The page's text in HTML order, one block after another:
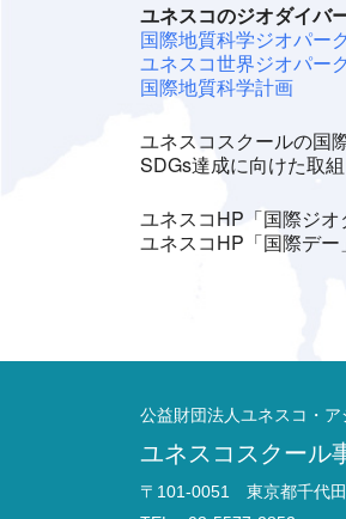
ユネスコのジオダイバ
国際地質科学ジオパー
ユネスコ世界ジオパーク
国際地質科学計画
ユネスコスクールの国
SDGs達成に向けた取
ユネスコHP「国際ジ
ユネスコHP「国際デー
公益財団法人ユネスコ・
ユネスコスクール
〒101-0051 東京都千代